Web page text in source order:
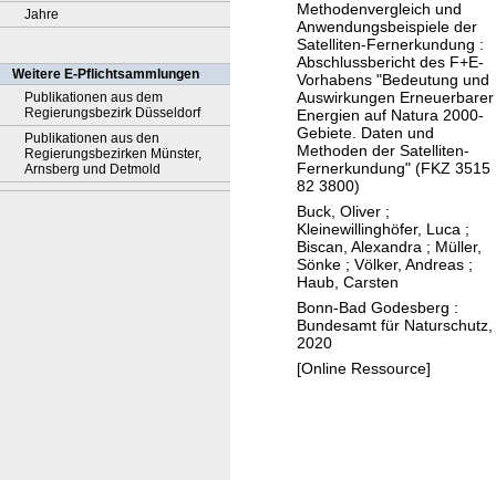
Jahre
Weitere E-Pflichtsammlungen
Publikationen aus dem
Regierungsbezirk Düsseldorf
Publikationen aus den
Regierungsbezirken Münster,
Arnsberg und Detmold
u
t
z
u
n
g
s
ä
n
d
e
r
u
n
g
Methodenvergleich und
Anwendungsbeispiele der
Satelliten-Fernerkundung :
Abschlussbericht des F+E-
Vorhabens "Bedeutung und
Auswirkungen Erneuerbarer
Energien auf Natura 2000-
Gebiete. Daten und
Methoden der Satelliten-
Fernerkundung" (FKZ 3515
82 3800)
Buck, Oliver ;
Kleinewillinghöfer, Luca ;
Biscan, Alexandra ; Müller,
Sönke ; Völker, Andreas ;
Haub, Carsten
Bonn-Bad Godesberg :
Bundesamt für Naturschutz,
2020
[Online Ressource]